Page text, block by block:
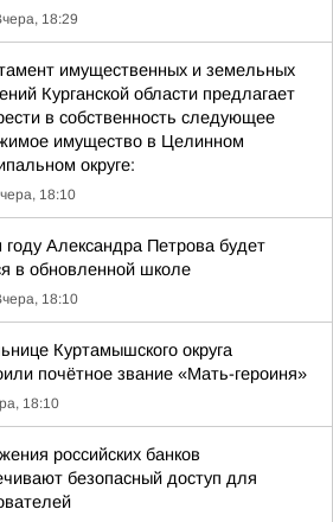
18:29
имущественных и земельных
Курганской области предлагает
в собственность следующее
имущество в Целинном
округе:
18:10
году Александра Петрова будет
в обновленной школе
18:10
Куртамышского округа
почётное звание «Мать-героиня»
18:10
российских банков
безопасный доступ для